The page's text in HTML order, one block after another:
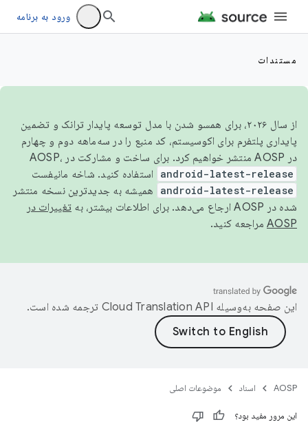
ورود به برنامه
مستندات
از سال ۲۰۲۶، برای همسو شدن با مدل توسعه پایدار ترانک و تضمین
پایداری پلتفرم برای اکوسیستم، کد منبع را در سه‌ماهه دوم و چهارم
در AOSP منتشر خواهیم کرد. برای ساخت و مشارکت در AOSP،
android-latest-release استفاده کنید. شاخه مانیفست
android-latest-release
همیشه به جدیدترین نسخه منتشر
شده در AOSP ارجاع می‌دهد. برای اطلاعات بیشتر، به
تغییرات در
AOSP مراجعه کنید.
این صفحه به‌وسیله ترجمه شده است.
AOSP اسناد موضوعات اصلی
این مرور مفید بود؟